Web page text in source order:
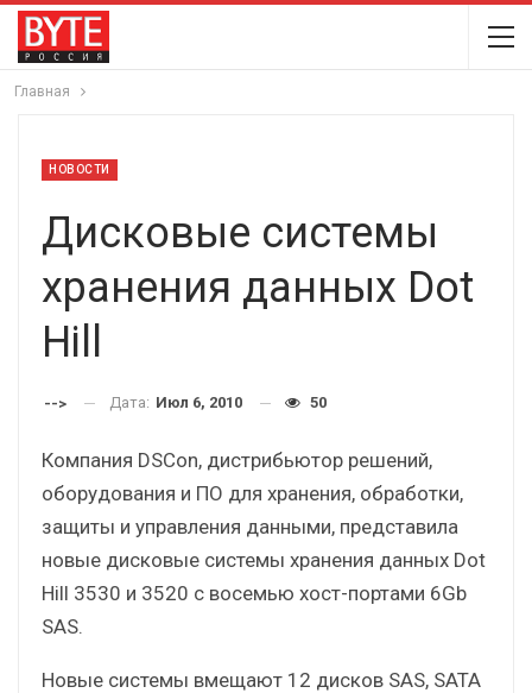
Главная
НОВОСТИ
Дисковые системы
хранения данных Dot
Hill
--> Дата: Июл 6, 2010 50
Компания DSCon, дистрибьютор решений,
оборудования и ПО для хранения, обработки,
защиты и управления данными, представила
новые дисковые системы хранения данных Dot
Hill 3530 и 3520 с восемью хост-портами 6Gb
SAS.
Новые системы вмещают 12 дисков SAS, SATA